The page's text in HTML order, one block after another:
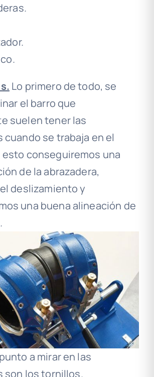
Lo primero de todo, se
el barro que
suelen tener las
cuando se trabaja en el
esto conseguiremos una
de la abrazadera,
deslizamiento y
una buena alineación de
a mirar en las
son los tornillos.